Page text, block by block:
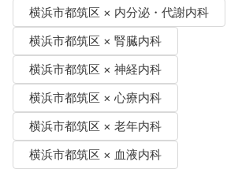
横浜市都筑区 × 内分泌・代謝内科
横浜市都筑区 × 腎臓内科
横浜市都筑区 × 神経内科
横浜市都筑区 × 心療内科
横浜市都筑区 × 老年内科
横浜市都筑区 × 血液内科